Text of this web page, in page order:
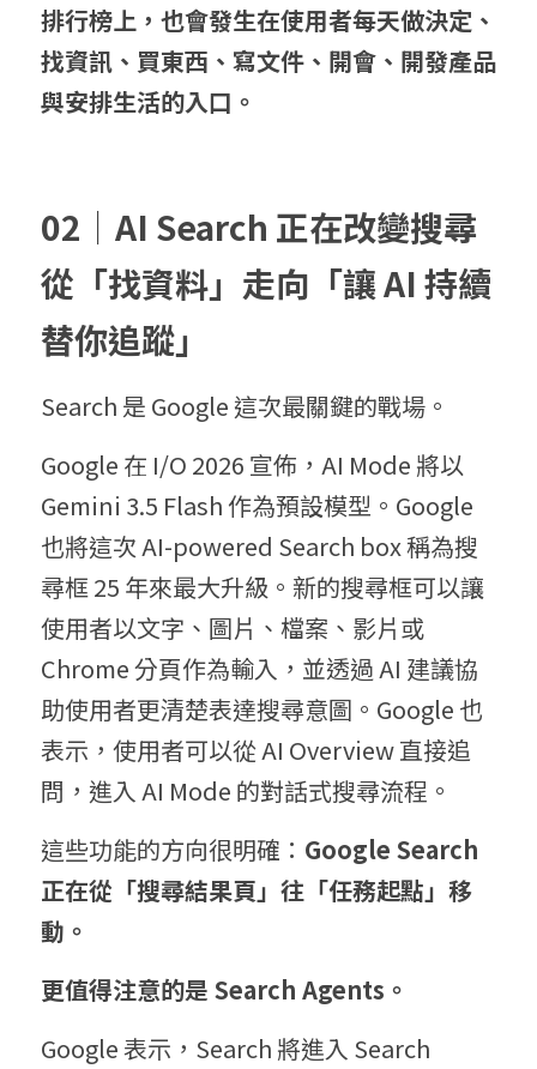
排行榜上，也會發生在使用者每天做決定、
找資訊、買東西、寫文件、開會、開發產品
與安排生活的入口。
02｜AI Search 正在改變搜尋
從「找資料」走向「讓 AI 持續
替你追蹤」
Search 是 Google 這次最關鍵的戰場。
Google 在 I/O 2026 宣佈，AI Mode 將以
Gemini 3.5 Flash 作為預設模型。Google
也將這次 AI-powered Search box 稱為搜
尋框 25 年來最大升級。新的搜尋框可以讓
使用者以文字、圖片、檔案、影片或
Chrome 分頁作為輸入，並透過 AI 建議協
助使用者更清楚表達搜尋意圖。Google 也
表示，使用者可以從 AI Overview 直接追
問，進入 AI Mode 的對話式搜尋流程。
這些功能的方向很明確： Google Search
正在從「搜尋結果頁」往「任務起點」移
動。
更值得注意的是 Search Agents。
Google 表示，Search 將進入 Search